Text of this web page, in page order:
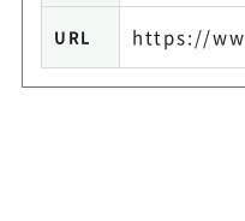
URL https://